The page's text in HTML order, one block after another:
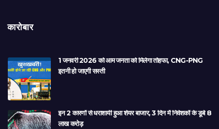
कारोबार
1 जनवरी 2026 को आम जनता को मिलेगा तोहफा, CNG-PNG
इतनी हो जाएगी सस्ती
इन 2 कारणों से धराशायी हुआ शेयर बाजार, 3 दिन में निवेशकों के डूबे 8
लाख करोड़